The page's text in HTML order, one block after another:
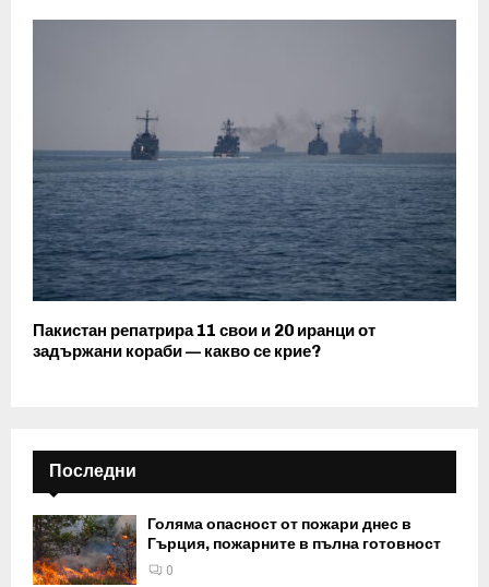
Пакистан репатрира 11 свои и 20 иранци от
задържани кораби — какво се крие?
Последни
Голяма опасност от пожари днес в
Гърция, пожарните в пълна готовност
0